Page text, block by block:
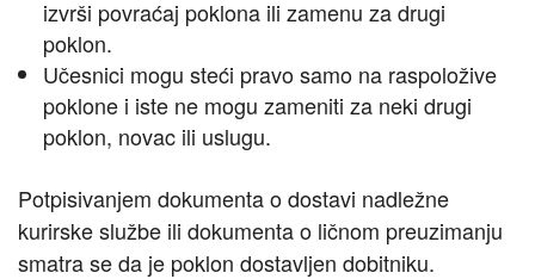
izvrši povraćaj poklona ili zamenu za drugi
poklon.
Učesnici mogu steći pravo samo na raspoložive
poklone i iste ne mogu zameniti za neki drugi
poklon, novac ili uslugu.
Potpisivanjem dokumenta o dostavi nadležne
kurirske službe ili dokumenta o ličnom preuzimanju
smatra se da je poklon dostavljen dobitniku.